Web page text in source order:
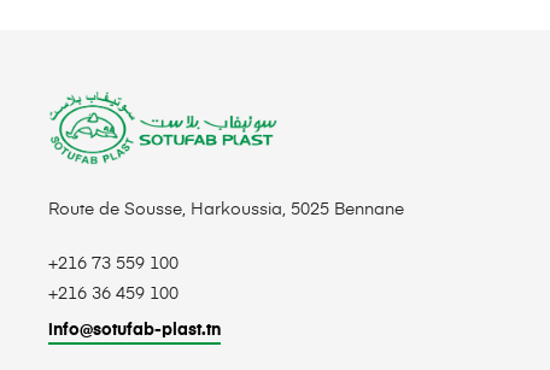
Route de Sousse, Harkoussia, 5025 Bennane
+216 73 559 100
+216 36 459 100
info@sotufab-plast.tn